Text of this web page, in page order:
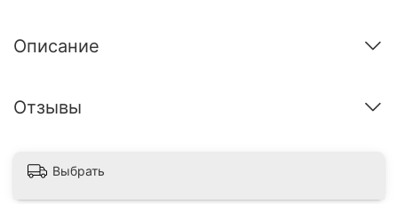
Описание
Отзывы
Выбрать